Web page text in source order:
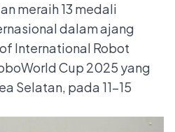
meraih 13 medali
dalam ajang
International Robot
Cup 2025 yang
Selatan, pada 11–15